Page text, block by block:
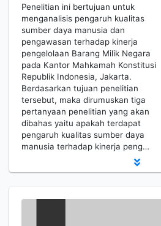
Penelitian ini bertujuan untuk
menganalisis pengaruh kualitas
sumber daya manusia dan
pengawasan terhadap kinerja
pengelolaan Barang Milik Negara
pada Kantor Mahkamah Konstitusi
Republik Indonesia, Jakarta.
Berdasarkan tujuan penelitian
tersebut, maka dirumuskan tiga
pertanyaan penelitian yang akan
dibahas yaitu apakah terdapat
pengaruh kualitas sumber daya
manusia terhadap kinerja peng…